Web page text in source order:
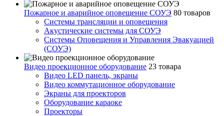
Пожарное и аварийное оповещение СОУЭ 80 товаров
Cистемы трансляции и оповещения
Акустические системы для СОУЭ
Системы Оповещения и Управления Эвакуацией
(СОУЭ)
Видео проекционное оборудование 23 товара
Видео LED панель, экраны
Видео коммутационное оборудование
Экраны для проекторов
Оборудование караоке
Проекторы